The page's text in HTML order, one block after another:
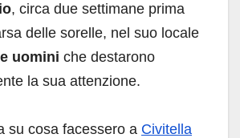
, circa due settimane prima
delle sorelle, nel suo locale
uomini che destarono
la sua attenzione.
su cosa facessero a Civitella